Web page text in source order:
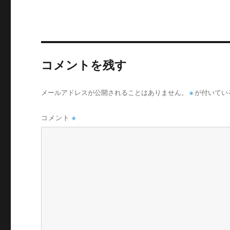
コメントを残す
メールアドレスが公開されることはありません。 ※ が付いて
コメント※